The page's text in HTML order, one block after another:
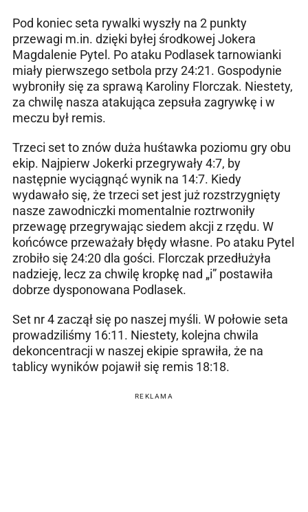
Pod koniec seta rywalki wyszły na 2 punkty
przewagi m.in. dzięki byłej środkowej Jokera
Magdalenie Pytel. Po ataku Podlasek tarnowianki
miały pierwszego setbola przy 24:21. Gospodynie
wybroniły się za sprawą Karoliny Florczak. Niestety,
za chwilę nasza atakująca zepsuła zagrywkę i w
meczu był remis.
Trzeci set to znów duża huśtawka poziomu gry obu
ekip. Najpierw Jokerki przegrywały 4:7, by
następnie wyciągnąć wynik na 14:7. Kiedy
wydawało się, że trzeci set jest już rozstrzygnięty
nasze zawodniczki momentalnie roztrwoniły
przewagę przegrywając siedem akcji z rzędu. W
końcówce przeważały błędy własne. Po ataku Pytel
zrobiło się 24:20 dla gości. Florczak przedłużyła
nadzieję, lecz za chwilę kropkę nad „i” postawiła
dobrze dysponowana Podlasek.
Set nr 4 zaczął się po naszej myśli. W połowie seta
prowadziliśmy 16:11. Niestety, kolejna chwila
dekoncentracji w naszej ekipie sprawiła, że na
tablicy wyników pojawił się remis 18:18.
REKLAMA